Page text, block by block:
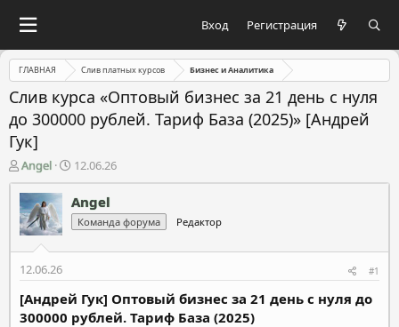
Вход Регистрация
ГЛАВНАЯ Слив платных курсов Бизнес и Аналитика
Слив курса «Оптовый бизнес за 21 день с нуля
до 300000 рублей. Тариф База (2025)» [Андрей
Гук]
А
в
т
о
р
м
ы
Angel
Д
а
т
а
н
а
л
а
12.06.26
Angel
Команда форума Редактор
12.06.26 #1
[Андрей Гук] Оптовый бизнес за 21 день с нуля до
300000 рублей. Тариф База (2025)